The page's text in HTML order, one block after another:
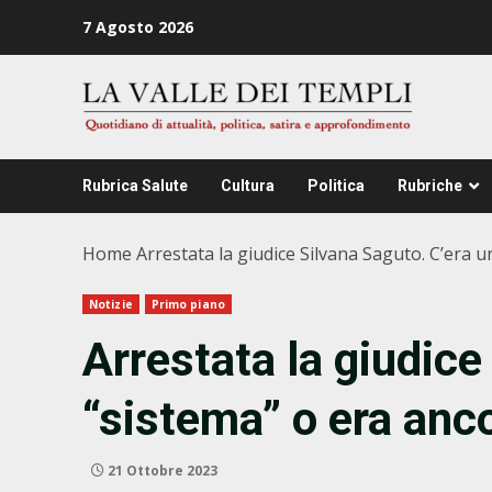
7 Agosto 2026
Rubrica Salute Cultura Politica Rubriche
Home Arrestata la giudice Silvana Saguto. C’era
Notizie Primo piano
Arrestata la giudice
“sistema” o era
21 Ottobre 2023